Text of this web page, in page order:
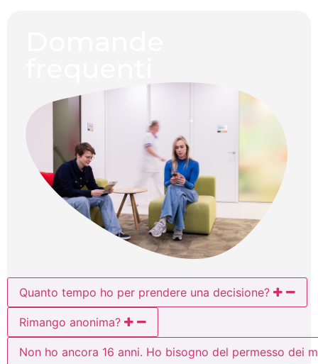
Quanto tempo ho per prendere una decisione?
Rimango anonima?
Non ho ancora 16 anni. Ho bisogno del permesso dei